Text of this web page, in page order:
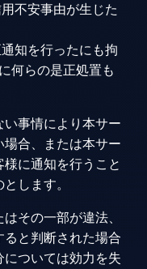
不安事由が生じた
知を行ったにも拘
何らの是正処置も
事情により本サー
合、または本サー
に通知を行うこと
します。
その一部が違法、
と判断された場合
ついては効力を失